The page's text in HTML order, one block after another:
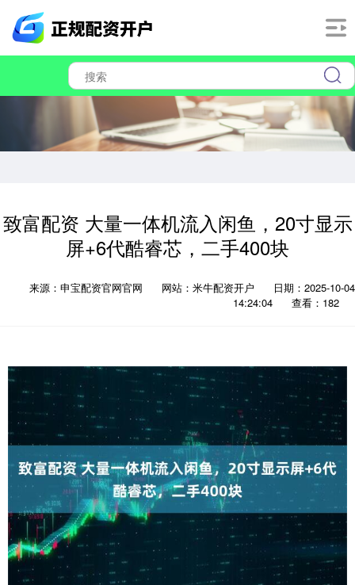
致富配资 大量一体机流入闲鱼，20寸显示
屏+6代酷睿芯，二手400块
来源：申宝配资官网官网 网站：米牛配资开户
日期：2025-10-04
14:24:04
查看：182